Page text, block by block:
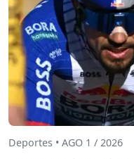
Deportes • AGO 1 / 2026